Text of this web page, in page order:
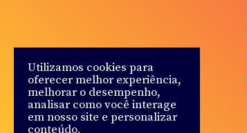
Utilizamos cookies para
oferecer melhor experiência,
melhorar o desempenho,
analisar como você interage
em nosso site e personalizar
conteúdo.